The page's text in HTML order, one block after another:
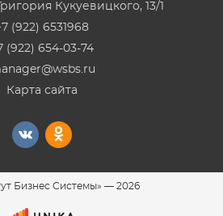
Кукуевицкого, 13/1
(922) 6531968
(922) 654-03-74
Карта сайта
Бизнес Системы» — 2026